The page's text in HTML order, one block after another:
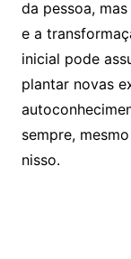
da pessoa,
e a
inicial pode
plantar novas
sempre,
nisso.